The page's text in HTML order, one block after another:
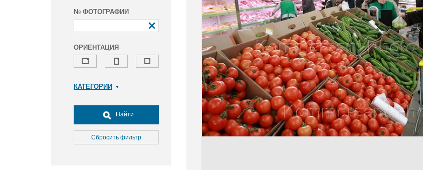
№ ФОТОГРАФИИ
ОРИЕНТАЦИЯ
КАТЕГОРИИ
Досуг, туризм и отдых
Культура
Медицина
Найти
Сбросить фильтр